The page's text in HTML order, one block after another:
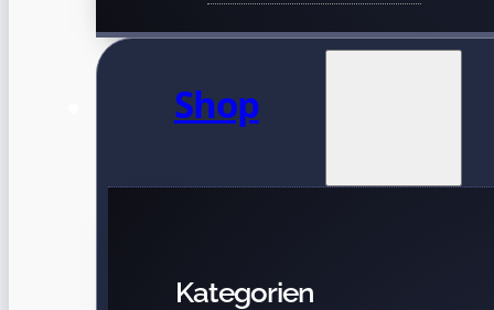
Shop
Kategorien